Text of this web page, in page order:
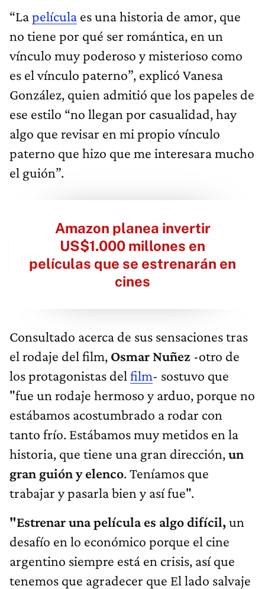
“Lapelícula es una historia de amor, que
no tiene por qué ser romántica, en un
vínculo muy poderoso y misterioso como
es el vínculo paterno”, explicó Vanesa
González, quien admitió que los papeles de
ese estilo “no llegan por casualidad,hay
algo que revisar en mi propio vínculo
paterno que hizo que me interesara mucho
el guión”.
Amazon planea invertir
US$1.000 millones en
películas que se estrenarán en
cines
Consultado acerca de sus sensaciones tras
el rodaje del film, Osmar Nuñez -otro de
los protagonistas del film- sostuvo que
"fue un rodaje hermoso y arduo, porque no
estábamos acostumbrado a rodar con
tanto frío. Estábamos muy metidos en la
historia, que tiene una gran dirección,un
gran guión y elenco. Teníamos que
trabajar y pasarla bien y así fue".
"Estrenar una película es algo difícil,un
desafío en lo económico porque el cine
argentino siempre está en crisis, así que
tenemos que agradecer que El lado salvaje